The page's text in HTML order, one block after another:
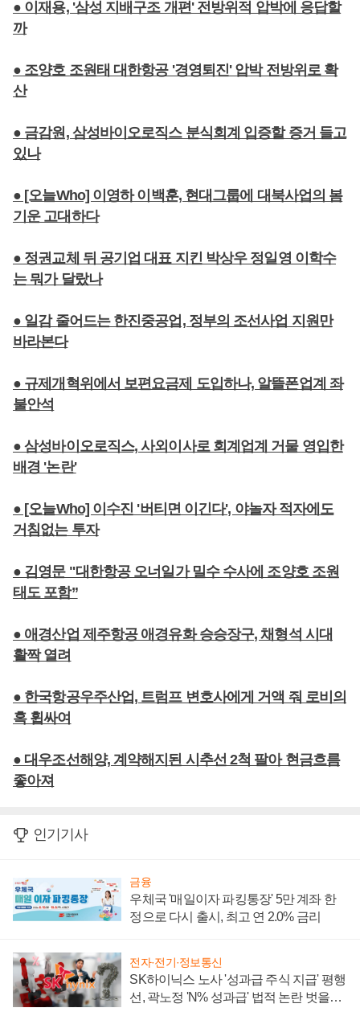
● 이재용, '삼성 지배구조 개편' 전방위적 압박에 응답할
까
● 조양호 조원태 대한항공 '경영퇴진' 압박 전방위로 확
산
● 금감원, 삼성바이오로직스 분식회계 입증할 증거 들고
있나
● [오늘Who] 이영하 이백훈, 현대그룹에 대북사업의 봄
기운 고대하다
● 정권교체 뒤 공기업 대표 지킨 박상우 정일영 이학수
는 뭐가 달랐나
● 일감 줄어드는 한진중공업, 정부의 조선사업 지원만
바라본다
● 규제개혁위에서 보편요금제 도입하나, 알뜰폰업계 좌
불안석
● 삼성바이오로직스, 사외이사로 회계업계 거물 영입한
배경 '논란'
● [오늘Who] 이수진 '버티면 이긴다', 야놀자 적자에도
거침없는 투자
● 김영문 "대한항공 오너일가 밀수 수사에 조양호 조원
태도 포함”
● 애경산업 제주항공 애경유화 승승장구, 채형석 시대
활짝 열려
● 한국항공우주산업, 트럼프 변호사에게 거액 줘 로비의
혹 휩싸여
● 대우조선해양, 계약해지된 시추선 2척 팔아 현금흐름
좋아져
인기기사
금융
우체국 '매일이자 파킹통장' 5만 계좌 한
정으로 다시 출시, 최고 연 2.0% 금리
전자·전기·정보통신
SK하이닉스 노사 '성과급 주식 지급' 평행
선, 곽노정 'N% 성과급' 법적 논란 벗을지